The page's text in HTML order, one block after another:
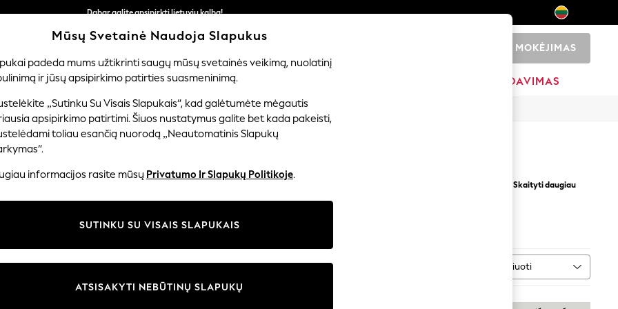
Dabar galite apsipirkti lietuvių kalba!
Greičiau ir saugiau,
atsiskaitymas naudojantis „Mokėjimas per banką“
MOKĖJIMAS
KŪDIKIAMS MOTERYS IŠPARDAVIMAS
minkštais medvilniniais kardiganais arba suteikite žavesio su berankoviu stiliumi. Ši skoninga kolekcija,
megztų drabužių portfelio papildymu, bet ir puikiai derės sukašmyro šalikais
+ Skaityti daugiau
Prekių ženklas Spalva Dydžio tipas Rūšiuoti
Mūsų Svetainė Naudoja Slapukus
padeda mums užtikrinti saugų mūsų svetainės veikimą, nuolatinį
ir jūsų apsipirkimo patirties suasmeninimą.
„Sutinku Su Visais Slapukais“, kad galėtumėte mėgautis
apsipirkimo patirtimi. Šiuos nustatymus galite bet kada pakeisti,
toliau esančią nuorodą „Neautomatinis Slapukų
informacijos rasite mūsų Privatumo Ir Slapukų Politikoje.
SUTINKU SU VISAIS SLAPUKAIS
ATSISAKYTI NEBŪTINŲ SLAPUKŲ